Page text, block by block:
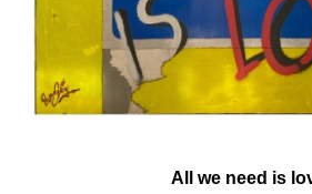
All we need is